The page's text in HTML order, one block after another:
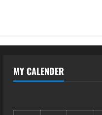
MY CALENDER